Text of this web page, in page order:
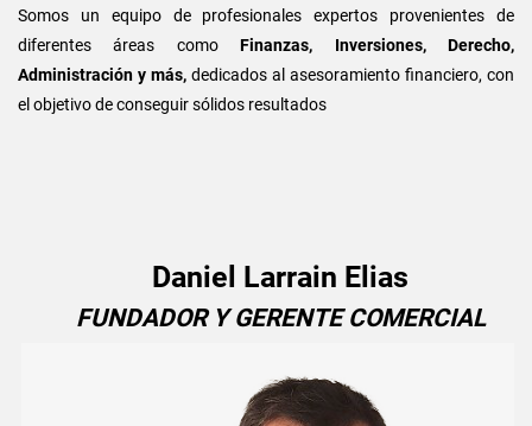
Somos un equipo de profesionales expertos provenientes de
diferentes áreas comoFinanzas, Inversiones, Derecho,
Administración y más, dedicados al asesoramiento financiero, con
el objetivo de conseguir sólidos resultados
Daniel Larrain Elias
FUNDADOR Y GERENTE COMERCIAL